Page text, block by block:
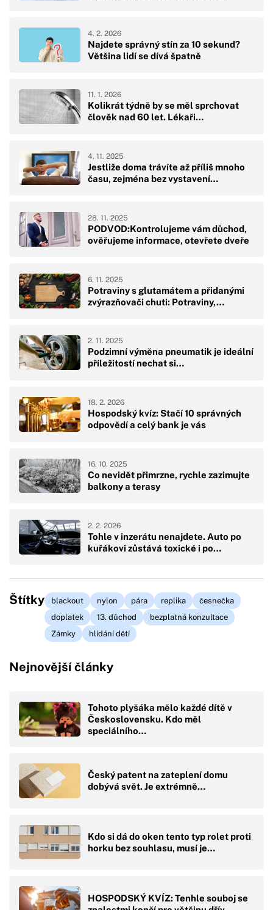
Najdete správný stín za 10 sekund?
Většina lidí se dívá špatně
4. 2. 2026
Kolikrát týdně by se měl sprchovat
člověk nad 60 let. Lékaři…
11. 1. 2026
Jestliže doma trávíte až příliš mnoho
času, zejména bez vystavení…
4. 11. 2025
PODVOD:Kontrolujeme vám důchod,
ověřujeme informace, otevřete dveře
28. 11. 2025
Potraviny s glutamátem a přidanými
zvýrazňovači chuti: Potraviny,…
6. 11. 2025
Podzimní výměna pneumatik je ideální
příležitostí nechat si…
2. 11. 2025
Hospodský kvíz: Stačí 10 správných
odpovědí a celý bank je vás
18. 2. 2026
Co nevidět přimrzne, rychle zazimujte
balkony a terasy
16. 10. 2025
Tohle v inzerátu nenajdete. Auto po
kuřákovi zůstává toxické i po…
2. 2. 2026
Štítky blackout nylon pára replika
česnečka
doplatek
13. důchod
bezplatná konzultace
Zámky
hlídání dětí
Nejnovější články
Tohoto plyšáka mělo každé dítě v
Československu. Kdo měl
speciálního…
Český patent na zateplení domu
dobývá svět. Je extrémně…
Kdo si dá do oken tento typ rolet proti
horku bez souhlasu, musí je…
HOSPODSKÝ KVÍZ: Tenhle souboj se